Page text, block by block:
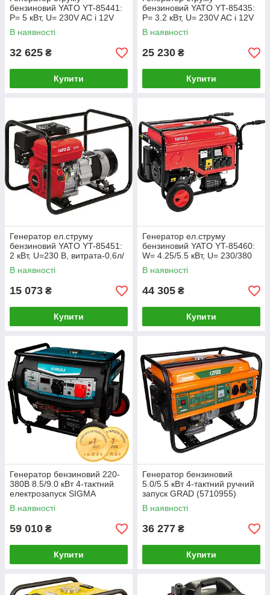
бензиновий YATO YT-85441:
P= 5 кВт, U= 230V AC і 12V
DC, витрата - 2.65 л/р, бак 25
л
В наявності
32 625 ₴
Купити
бензиновий YATO YT-85435:
P= 3.2 кВт, U= 230V AC і 12V
DC, витрата - 1.45 л/р, бак -
15 л
В наявності
25 230 ₴
Купити
Генератор ел.струму
бензиновий YATO YT-85451:
2 кВт, U=230 В, витрата-0.6л/
год, бак-3.6л
В наявності
15 073 ₴
Купити
Генератор ел.струму
бензиновий YATO YT-85460:
W= 4.25/5.5 кВт, U= 230/380
В, 3фази, бак- 25л
В наявності
44 305 ₴
Купити
Генератор бензиновий 220-
380В 8.5/9.0 кВт 4-тактний
електрозапуск SIGMA
(5710511)
В наявності
59 010 ₴
Купити
Генератор бензиновий
5.0/5.5 кВт 4-тактний ручний
запуск GRAD (5710955)
В наявності
36 277 ₴
Купити